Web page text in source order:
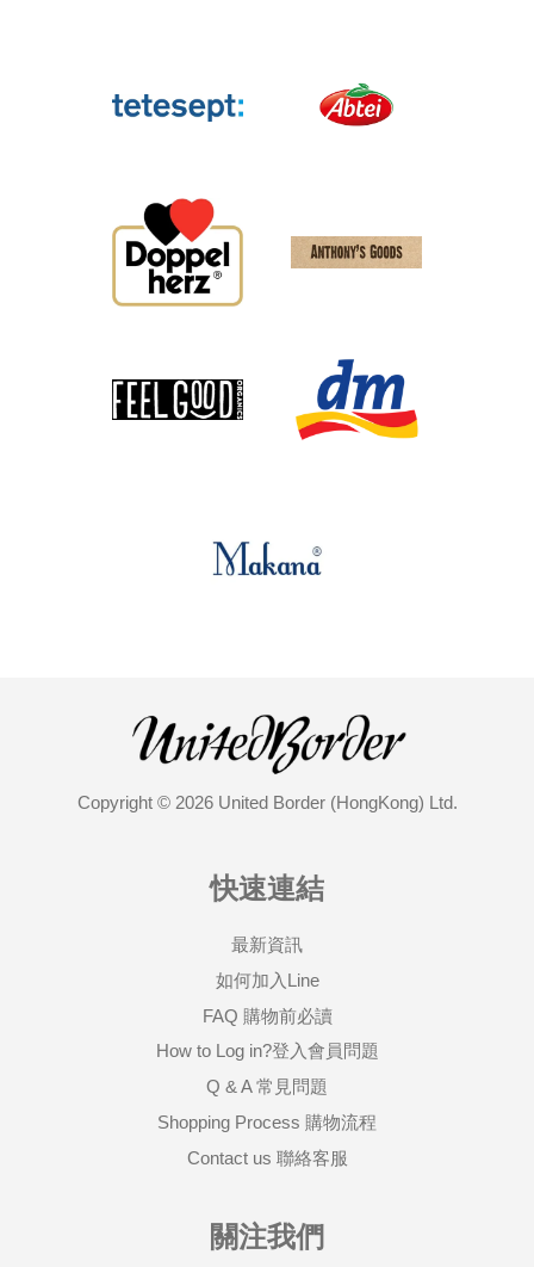
Copyright © 2026 United Border (HongKong) Ltd.
快速連結
最新資訊
如何加入Line
FAQ 購物前必讀
How to Log in?登入會員問題
Q & A 常見問題
Shopping Process 購物流程
Contact us 聯絡客服
關注我們